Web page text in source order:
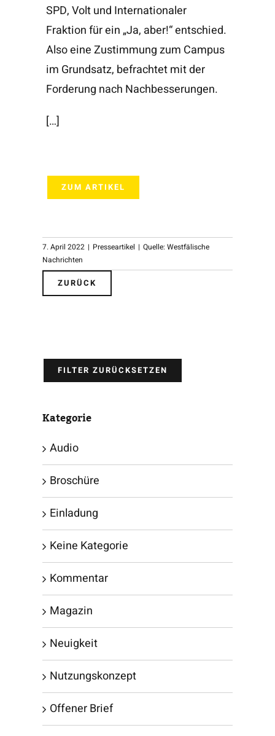
SPD, Volt und Internationaler
Fraktion für ein „Ja, aber!“ entschied.
Also eine Zustimmung zum Campus
im Grundsatz, befrachtet mit der
Forderung nach Nachbesserungen.
[…]
ZUM ARTIKEL
7. April 2022 | Presseartikel | Quelle: Westfälische
Nachrichten
ZURÜCK
FILTER ZURÜCKSETZEN
Kategorie
Audio
Broschüre
Einladung
Keine Kategorie
Kommentar
Magazin
Neuigkeit
Nutzungskonzept
Offener Brief